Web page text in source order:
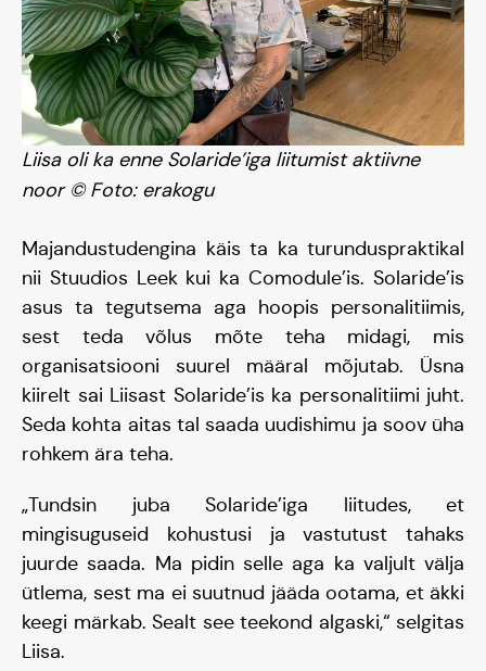
Liisa oli ka enne Solaride’iga liitumist aktiivne
noor © Foto: erakogu
Majandustudengina käis ta ka turunduspraktikal
nii Stuudios Leek kui ka Comodule’is. Solaride’is
asus ta tegutsema aga hoopis personalitiimis,
sest teda võlus mõte teha midagi, mis
organisatsiooni suurel määral mõjutab. Üsna
kiirelt sai Liisast Solaride’is ka personalitiimi juht.
Seda kohta aitas tal saada uudishimu ja soov üha
rohkem ära teha.
„Tundsin juba Solaride’iga liitudes, et
mingisuguseid kohustusi ja vastutust tahaks
juurde saada. Ma pidin selle aga ka valjult välja
ütlema, sest ma ei suutnud jääda ootama, et äkki
keegi märkab. Sealt see teekond algaski,“ selgitas
Liisa.